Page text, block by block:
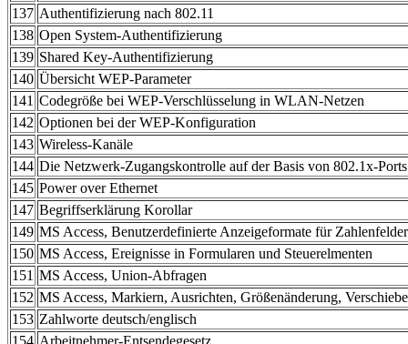
137 Authentifizierung nach 802.11
138 Open System-Authentifizierung
139 Shared Key-Authentifizierung
140 Übersicht WEP-Parameter
141 Codegröße bei WEP-Verschlüsselung in WLAN-Netzen
142 Optionen bei der WEP-Konfiguration
143 Wireless-Kanäle
144 Die Netzwerk-Zugangskontrolle auf der Basis von 802.1x-Ports
145 Power over Ethernet
147 Begriffserklärung Korollar
149 MS Access, Benutzerdefinierte Anzeigeformate für
150 MS Access, Ereignisse in Formularen und Steuerelmenten
151 MS Access, Union-Abfragen
152 MS Access, Markiern, Ausrichten, Größenänderung,
153 Zahlworte deutsch/englisch
154 Arbeitnehmer-Entsendegesetz